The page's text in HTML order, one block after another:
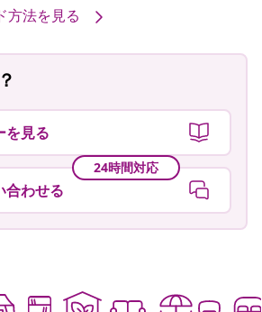
方法を見る
を見る
24時間対応
合わせる